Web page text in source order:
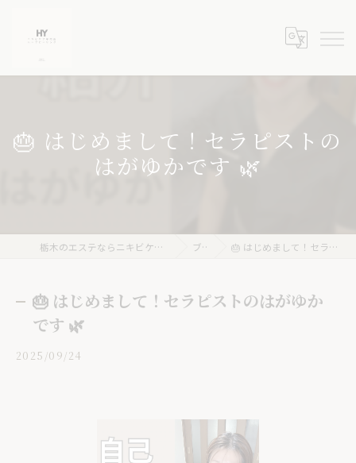
🎂 はじめまして！セラピストの
はがゆかです 🌿
栃木のエステならニキビケア専門店 ハーブピーリングHY ブログ 🎂 はじめまして！セラピストのはがゆかです 🌿
🎂 はじめまして！セラピストのはがゆか
です 🌿
2025/09/24